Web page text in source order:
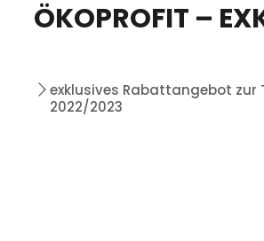
ÖKOPROFIT –
exklusives Rabattangebot
2022/2023